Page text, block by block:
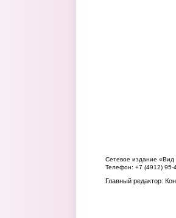
Сетевое издание «Вид
Телефон: +7 (4912) 95-
Главный редактор: